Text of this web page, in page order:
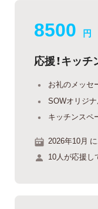
8500 円
応援！キッ
お礼のメッセ
SOWオリジナ
キッチンスペ
2026年10月
10人が応援し